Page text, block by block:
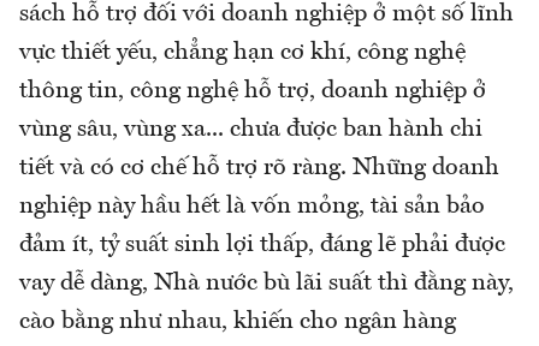
sách hỗ trợ đối với doanh nghiệp ở một số lĩnh
vực thiết yếu, chẳng hạn cơ khí, công nghệ
thông tin, công nghệ hỗ trợ, doanh nghiệp ở
vùng sâu, vùng xa... chưa được ban hành chi
tiết và có cơ chế hỗ trợ rõ ràng. Những doanh
nghiệp này hầu hết là vốn mỏng, tài sản bảo
đảm ít, tỷ suất sinh lợi thấp, đáng lẽ phải được
vay dễ dàng, Nhà nước bù lãi suất thì đằng này,
cào bằng như nhau, khiến cho ngân hàng